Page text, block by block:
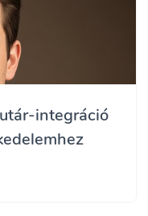
integráció